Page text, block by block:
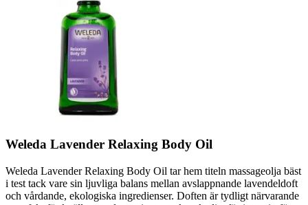
Weleda Lavender Relaxing Body Oil
Weleda Lavender Relaxing Body Oil tar hem titeln massageolja bäst
i test tack vare sin ljuvliga balans mellan avslappnande lavendeldoft
och vårdande, ekologiska ingredienser. Doften är tydligt närvarande